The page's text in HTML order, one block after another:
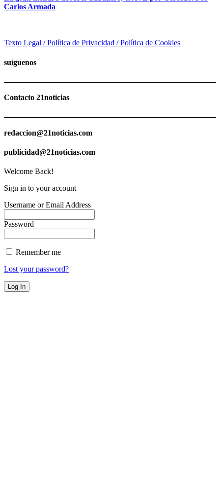
Carlos Armada
Texto Legal / Política de Privacidad / Política de Cookies
suíguenos
Contacto 21noticias
redaccion@21noticias.com
publicidad@21noticias.com
Welcome Back!
Sign in to your account
Username or Email Address
Password
Remember me
Lost your password?